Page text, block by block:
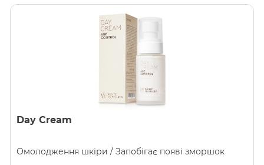
Day Cream
Омолодження шкіри / Запобігає появі зморшок